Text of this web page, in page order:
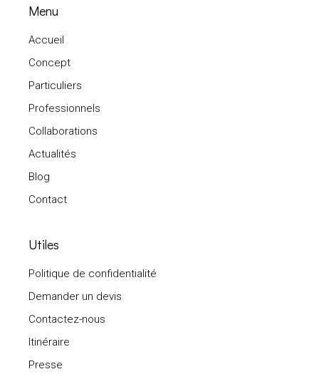
Menu
Accueil
Concept
Particuliers
Professionnels
Collaborations
Actualités
Blog
Contact
Utiles
Politique de confidentialité
Demander un devis
Contactez-nous
Itinéraire
Presse